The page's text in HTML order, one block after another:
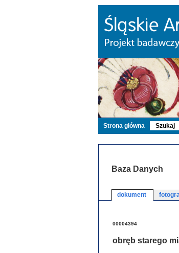
Strona główna Szukaj
Baza Danych
dokument
00004394
obręb starego